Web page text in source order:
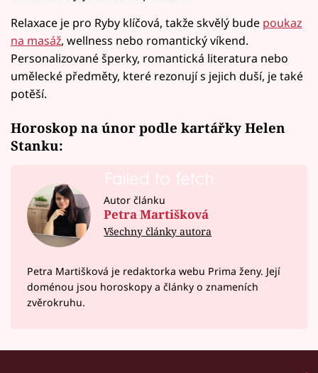
Relaxace je pro Ryby klíčová, takže skvělý bude poukaz
na masáž, wellness nebo romantický víkend.
Personalizované šperky, romantická literatura nebo
umělecké předměty, které rezonují s jejich duší, je také
potěší.
Horoskop na únor podle kartářky Helen
Stanku:
Failed to fetch
Autor článku
Petra Martišková
Všechny články autora
Petra Martišková je redaktorka webu Prima ženy. Její
doménou jsou horoskopy a články o znameních
zvěrokruhu.